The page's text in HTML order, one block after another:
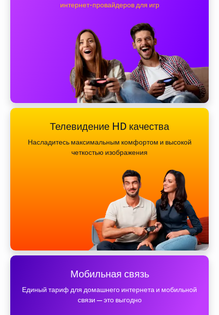
интернет-провайдеров для игр
Телевидение HD качества
Насладитесь максимальным комфортом и высокой
четкостью изображения
Мобильная связь
Единый тариф для домашнего интернета и мобильной
связи — это выгодно